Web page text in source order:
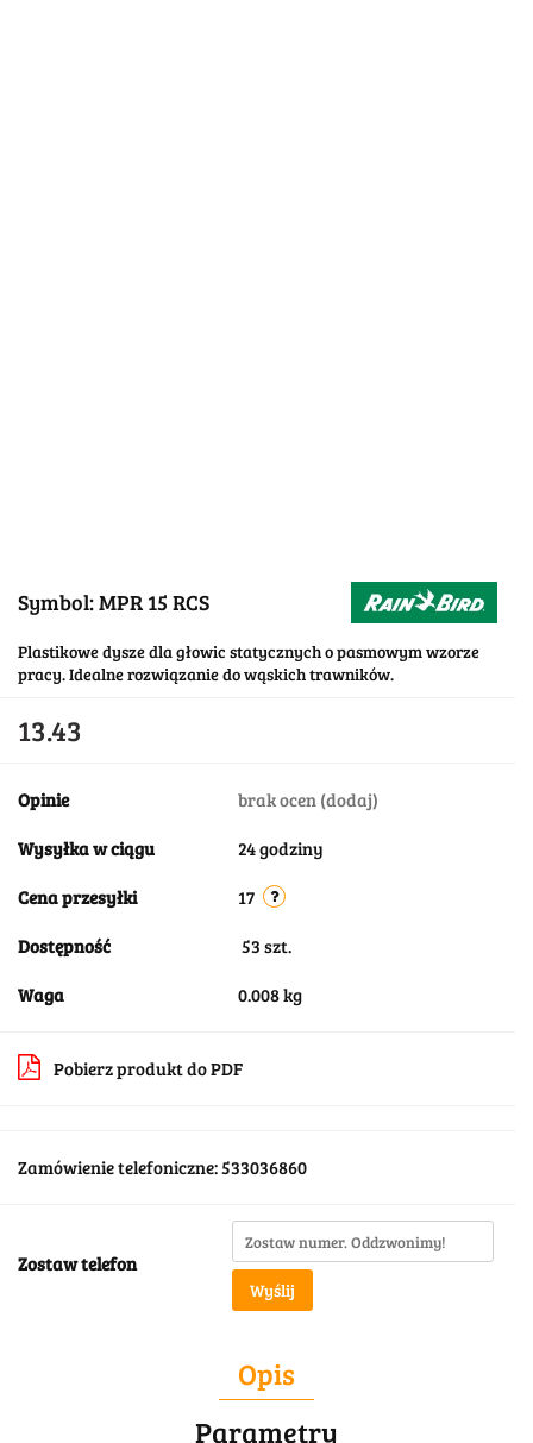
Symbol:MPR 15 RCS
Plastikowe dysze dla głowic statycznych o pasmowym wzorze
pracy. Idealne rozwiązanie do wąskich trawników.
13.43
Opinie brak ocen (dodaj)
Wysyłka w ciągu 24 godziny
Cena przesyłki 17
Dostępność 53 szt.
Waga 0.008 kg
Pobierz produkt do PDF
Zamówienie telefoniczne: 533036860
Zostaw telefon
Wyślij
Opis
Parametry